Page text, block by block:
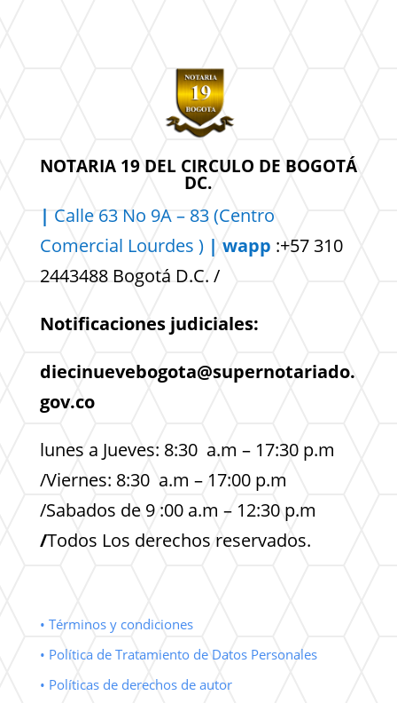
NOTARIA 19 DEL CIRCULO DE BOGOTÁ
DC.
| Calle 63 No 9A – 83 (Centro
Comercial Lourdes ) | wapp :+57 310
2443488 Bogotá D.C. /
Notificaciones judiciales:
diecinuevebogota@supernotariado.
gov.co
lunes a Jueves: 8:30 a.m – 17:30 p.m
/Viernes: 8:30 a.m – 17:00 p.m
/Sabados de 9 :00 a.m – 12:30 p.m
/Todos Los derechos reservados.
• Términos y condiciones
• Política de Tratamiento de Datos Personales
• Políticas de derechos de autor